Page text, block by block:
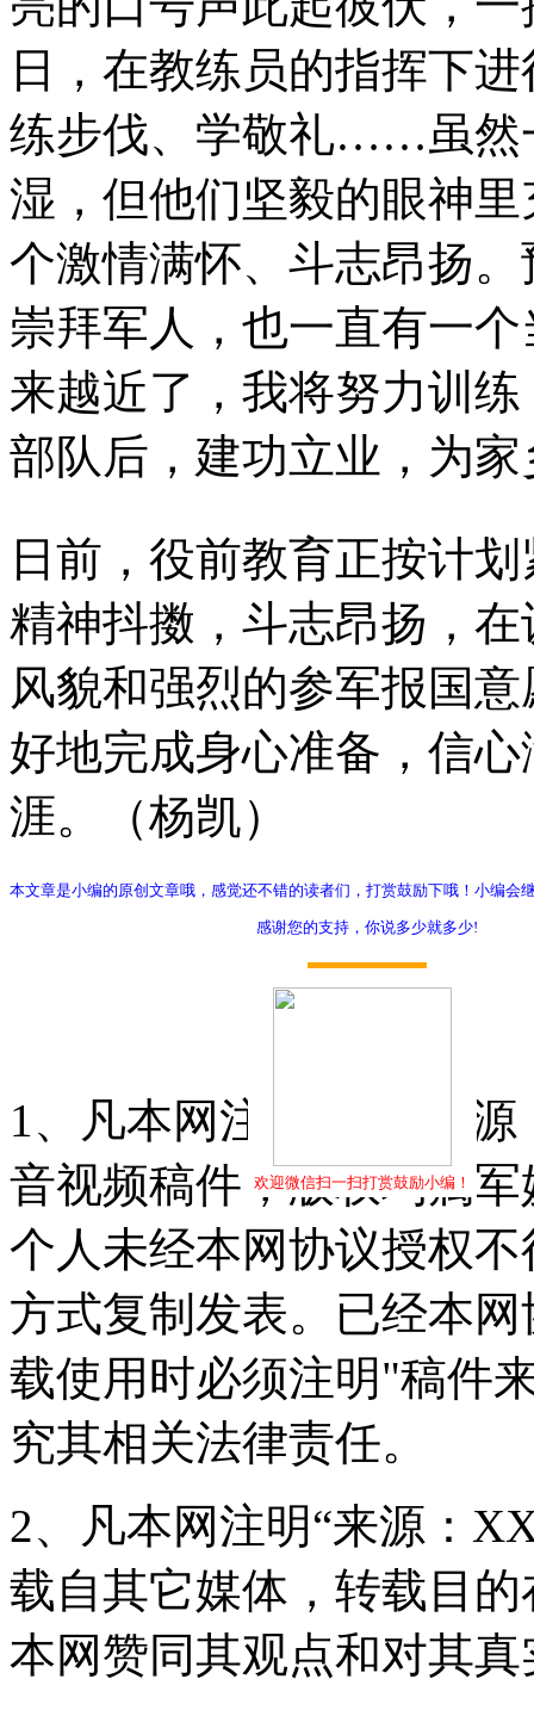
日，在教练员的指挥下
练步伐、学敬礼……虽然
湿，但他们坚毅的眼神
个激情满怀、斗志昂扬
崇拜军人，也一直有一
来越近了，我将努力训
部队后，建功立业，为家
日前，役前教育正按计
精神抖擞，斗志昂扬，
风貌和强烈的参军报国
好地完成身心准备，信
涯。（杨凯）
本文章是小编的原创文章哦，感觉还不错的读者们，打赏鼓励下哦！小编会
感谢您的支持，你说多少就多少!
欢迎微信扫一扫打赏鼓励小编！
1、凡本网注明"稿件来
音视频稿件，版权均属
个人未经本网协议授权
方式复制发表。已经本
载使用时必须注明"稿件
究其相关法律责任。
2、凡本网注明“来源：
载自其它媒体，转载目
本网赞同其观点和对其